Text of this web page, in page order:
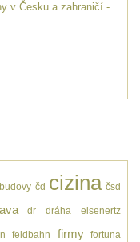
v Česku a zahraničí -
budovy čd cizina čsd
dr dráha eisenertz
feldbahn firmy fortuna